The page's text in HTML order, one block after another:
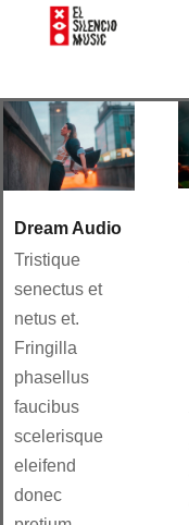
Dream Audio
Tristique
senectus et
netus et.
Fringilla
phasellus
faucibus
scelerisque
eleifend
donec